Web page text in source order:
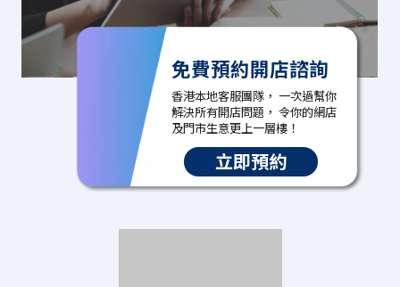
免費預約開店諮詢
香港本地客服團隊， 一次過幫你
解決所有開店問題， 令你的網店
及門市生意更上一層樓！
立即預約